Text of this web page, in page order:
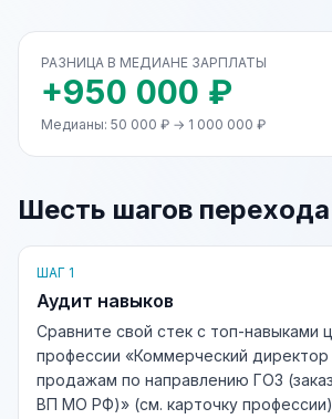
РАЗНИЦА В МЕДИАНЕ ЗАРПЛАТЫ
+950 000 ₽
Медианы: 50 000 ₽ → 1 000 000 ₽
Шесть шагов перехода
ШАГ 1
Аудит навыков
Сравните свой стек с топ-навыками
профессии «Коммерческий
продажам по направлению ГОЗ
ВП МО РФ)» (см. карточку